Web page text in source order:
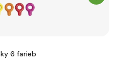
6 farieb